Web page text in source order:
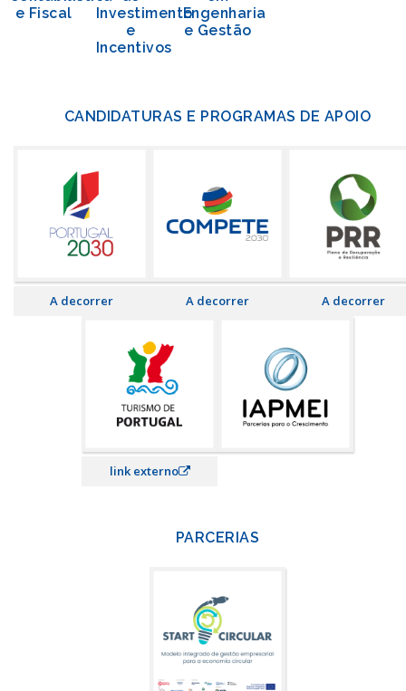
e Fiscal
Investimento
e
Incentivos
Engenharia
e Gestão
CANDIDATURAS E PROGRAMAS DE APOIO
A decorrer A decorrer A decorrer
link externo
PARCERIAS